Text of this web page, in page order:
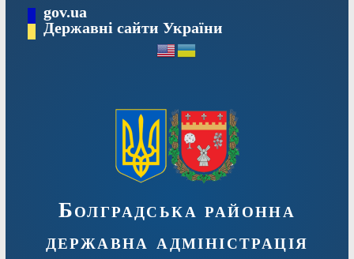
Перейтиgov.ua
Державні сайти України
Болградська районна
державна адміністрація